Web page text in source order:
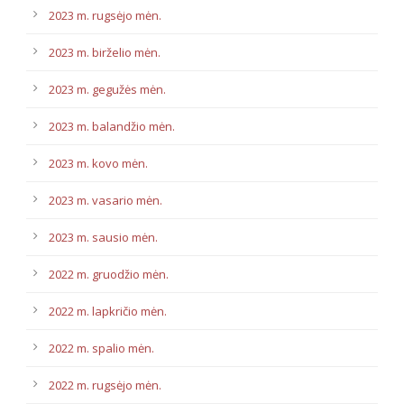
2023 m. rugsėjo mėn.
2023 m. birželio mėn.
2023 m. gegužės mėn.
2023 m. balandžio mėn.
2023 m. kovo mėn.
2023 m. vasario mėn.
2023 m. sausio mėn.
2022 m. gruodžio mėn.
2022 m. lapkričio mėn.
2022 m. spalio mėn.
2022 m. rugsėjo mėn.